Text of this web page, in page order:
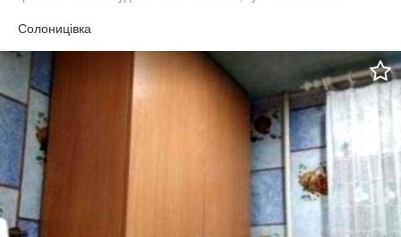
Встановлено лічильники на гарячу та холодну воду. Квартира
вільна та готова до швидкої угоди. Транспорт 3 хв. Торг
Солоницівка